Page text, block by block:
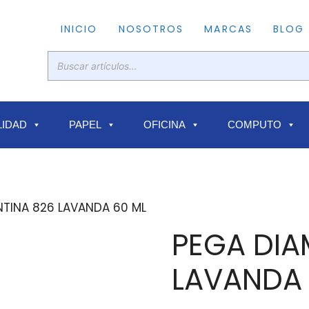
INICIO NOSOTROS MARCAS BLOG
PAPEL OFICINA COMPUTO
826 LAVANDA 60 ML
PEGA